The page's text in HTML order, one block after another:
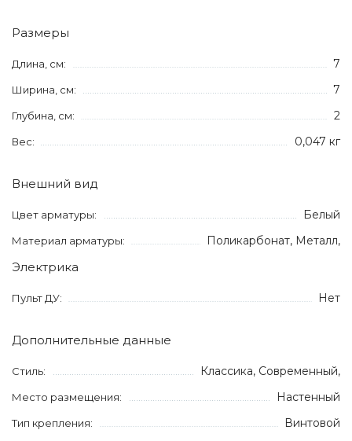
Размеры
Длина, см: 7
Ширина, см: 7
Глубина, см: 2
Вес: 0,047 кг
Внешний вид
Цвет арматуры: Белый
Материал арматуры: Поликарбонат, Металл,
Электрика
Пульт ДУ: Нет
Дополнительные данные
Стиль: Классика, Современный,
Место размещения: Настенный
Тип крепления: Винтовой